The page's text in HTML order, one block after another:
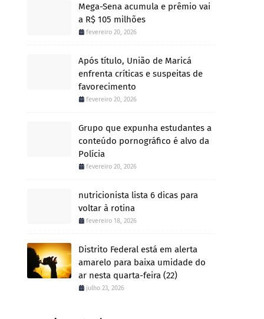
Mega-Sena acumula e prêmio vai
a R$ 105 milhões
fevereiro 20, 2026
Após título, União de Maricá
enfrenta críticas e suspeitas de
favorecimento
fevereiro 20, 2026
Grupo que expunha estudantes a
conteúdo pornográfico é alvo da
Polícia
fevereiro 20, 2026
nutricionista lista 6 dicas para
voltar à rotina
fevereiro 18, 2026
Distrito Federal está em alerta
amarelo para baixa umidade do
ar nesta quarta-feira (22)
julho 23, 2026